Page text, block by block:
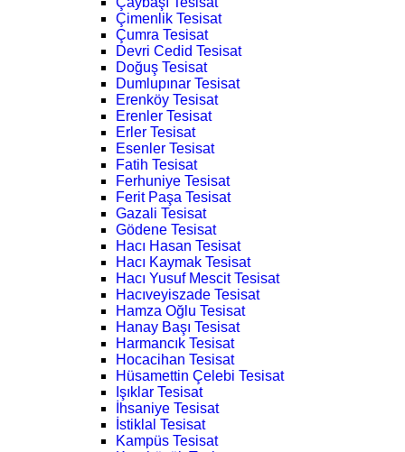
Çimenlik Tesisat
Çumra Tesisat
Devri Cedid Tesisat
Doğuş Tesisat
Dumlupınar Tesisat
Erenköy Tesisat
Erenler Tesisat
Erler Tesisat
Esenler Tesisat
Fatih Tesisat
Ferhuniye Tesisat
Ferit Paşa Tesisat
Gazali Tesisat
Gödene Tesisat
Hacı Hasan Tesisat
Hacı Kaymak Tesisat
Hacı Yusuf Mescit Tesisat
Hacıveyiszade Tesisat
Hamza Oğlu Tesisat
Hanay Başı Tesisat
Harmancık Tesisat
Hocacihan Tesisat
Hüsamettin Çelebi Tesisat
Işıklar Tesisat
İhsaniye Tesisat
İstiklal Tesisat
Kampüs Tesisat